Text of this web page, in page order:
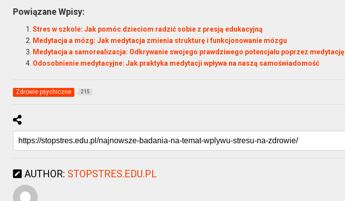
Powiązane Wpisy:
Stres w szkole: Jak pomóc dzieciom radzić sobie z presją edukacyjną
Medytacja a mózg: Jak medytacja zmienia strukturę i funkcjonowanie mózgu
Medytacja a samorealizacja: Odkrywanie swojego prawdziwego potencjału poprzez medytację
Odosobnienie medytacyjne: Jak praktyka medytacji wpływa na naszą samoświadomość
Zdrowie psychiczne 215
AUTHOR: STOPSTRES.EDU.PL